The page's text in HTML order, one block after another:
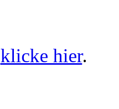
klicke hier.